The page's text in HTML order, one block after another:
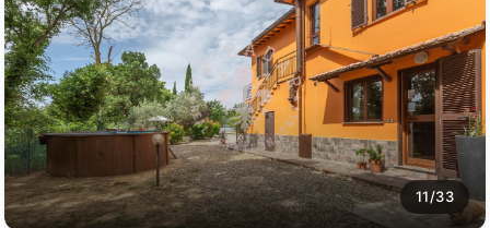
11/33